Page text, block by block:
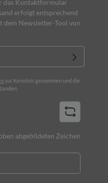
das Kontaktformular
erfolgt entsprechend
dem Newsletter-Tool von
zur Kenntnis genommen und die
abgebildeten Zeichen